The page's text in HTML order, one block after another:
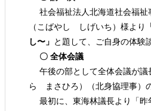
社会福祉法人北海道社会福祉
（こばやし しげいち）様より
し〜」 と題して、ご自身の体験
〇 全体会議
午後の部として全体会議が議
ら まさひろ）（北身協理事）
最初に、東海林議長より「昨